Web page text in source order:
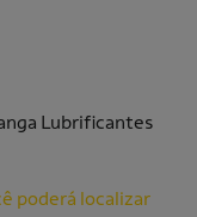
Lubrificantes
poderá localizar